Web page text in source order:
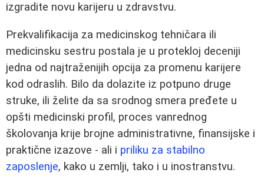
izgradite novu karijeru u zdravstvu.
Prekvalifikacija za medicinskog tehničara ili
medicinsku sestru postala je u protekloj deceniji
jedna od najtraženijih opcija za promenu karijere
kod odraslih. Bilo da dolazite iz potpuno druge
struke, ili želite da sa srodnog smera pređete u
opšti medicinski profil, proces vanrednog
školovanja krije brojne administrativne, finansijske i
praktične izazove - ali i priliku za stabilno
zaposlenje, kako u zemlji, tako i u inostranstvu.